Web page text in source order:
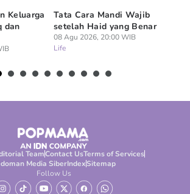
Keluarga
dan
Tata Cara Mandi Wajib
setelah Haid yang Benar
08 Agu 2026, 20:00 WIB
Life
TeamContact UsTerms of Services
Media SiberIndexSitemap
Follow Us